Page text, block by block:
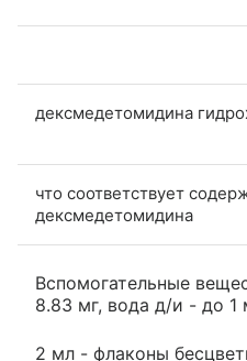
дексмедетомидина
что соответствует
дексмедетомидина
Вспомогательные
8.83 мг, вода д/и - до 1
2 мл - флаконы